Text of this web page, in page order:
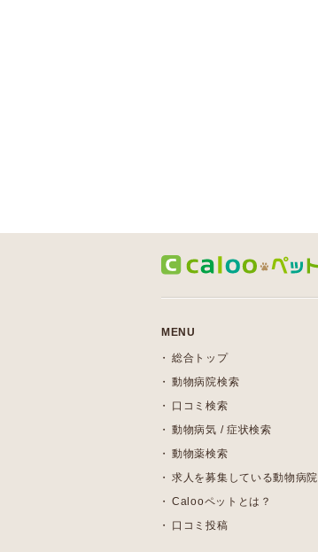
MENU
総合トップ
動物病院検索
口コミ検索
動物病気 / 症状検索
動物薬検索
求人を募集している動物病院
Calooペットとは？
口コミ投稿